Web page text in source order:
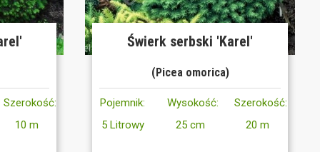
Szerokość:
10 m
Świerk serbski 'Karel'
(Picea omorica)
Pojemnik:
5 Litrowy
Wysokość:
25 cm
Szerokość:
20 m